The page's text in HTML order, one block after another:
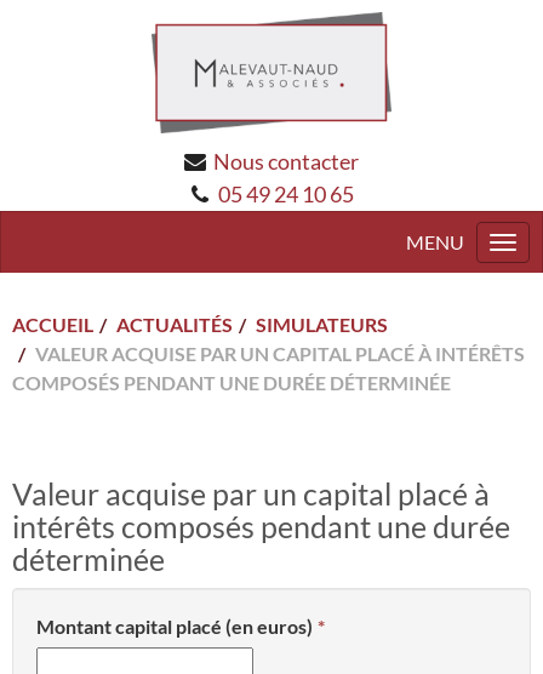
Nous contacter
05 49 24 10 65
ACCUEIL ACTUALITÉS
SIMULATEURS
VALEUR ACQUISE PAR UN CAPITAL PLACÉ À INTÉRÊTS
COMPOSÉS PENDANT UNE DURÉE DÉTERMINÉE
Valeur acquise par un capital placé à
intérêts composés pendant une durée
déterminée
Montant capital placé (en euros)